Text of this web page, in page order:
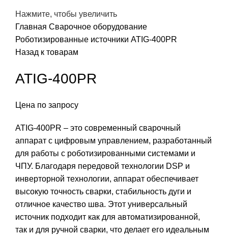
Нажмите, чтобы увеличить
Главная Сварочное оборудование
Роботизированные источники ATIG-400PR
Назад к товарам
ATIG-400PR
Цена по запросу
ATIG-400PR – это современный сварочный
аппарат с цифровым управлением, разработанный
для работы с роботизированными системами и
ЧПУ. Благодаря передовой технологии DSP и
инверторной технологии, аппарат обеспечивает
высокую точность сварки, стабильность дуги и
отличное качество шва. Этот универсальный
источник подходит как для автоматизированной,
так и для ручной сварки, что делает его идеальным